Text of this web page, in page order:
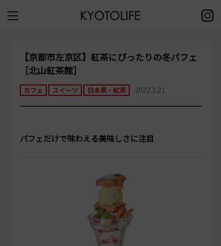
【京都市左京区】紅茶にぴったりの冬パフェ
［北山紅茶館］
カフェ スイーツ 日本茶・紅茶 2022.1.21
パフェだけで味わえる美味しさに注目